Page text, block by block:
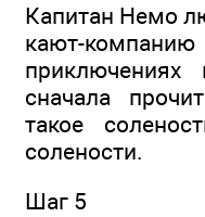
Капитан Немо
кают-
сначала
такое
солености.
Шаг 5